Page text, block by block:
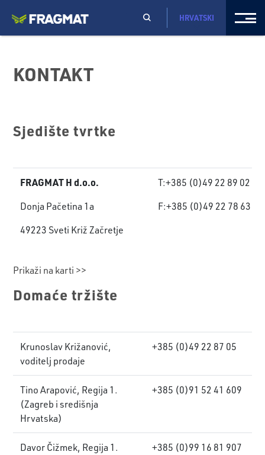
HRVATSKI
KONTAKT
Sjedište tvrtke
FRAGMAT H d.o.o.
Donja Pačetina 1a
49223 Sveti Križ Začretje
T:+385 (0)49 22 89 02
F:+385 (0)49 22 78 63
Prikaži na karti >>
Domaće tržište
Krunoslav Križanović,
voditelj prodaje
+385 (0)49 22 87 05
Tino Arapović, Regija 1.
(Zagreb i središnja
Hrvatska)
+385 (0)91 52 41 609
Davor Čižmek, Regija 1.
+385 (0)99 16 81 907